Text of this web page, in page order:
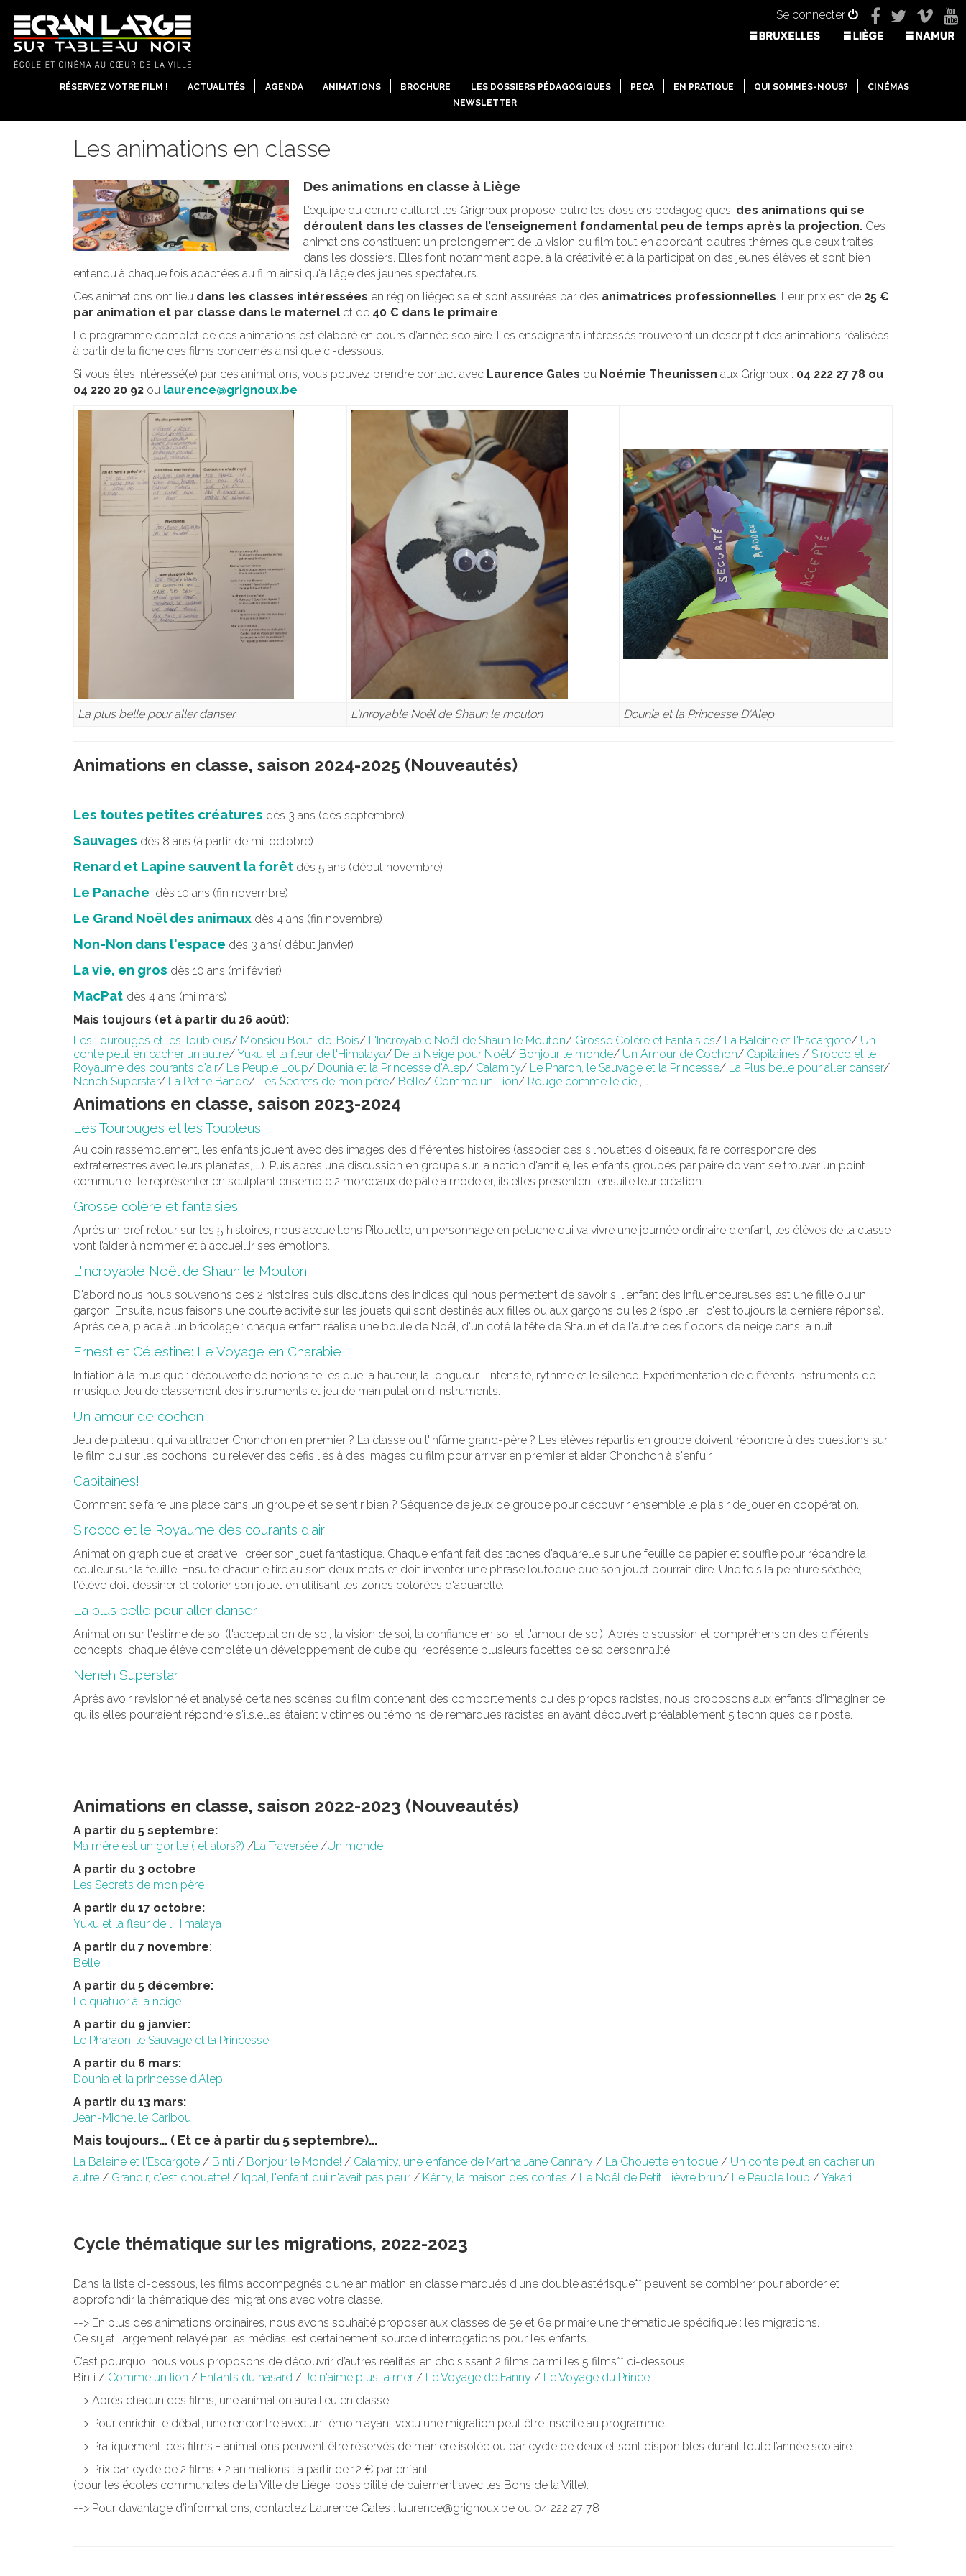
Se connecter
RÉSERVEZ VOTRE FILM ! ACTUALITÉS AGENDA ANIMATIONS BROCHURE LES DOSSIERS PÉDAGOGIQUES PECA EN PRATIQUE QUI SOMMES-NOUS?
CINÉMAS
NEWSLETTER
Les animations en classe
Des animations en classe à Liège
L’équipe du centre culturel les Grignoux propose, outre les dossiers pédagogiques, des animations qui se
déroulent dans les classes de l’enseignement fondamental peu de temps après la projection. Ces
animations constituent un prolongement de la vision du film tout en abordant d’autres thèmes que ceux traités
dans les dossiers. Elles font notamment appel à la créativité et à la participation des jeunes élèves et sont bien
entendu à chaque fois adaptées au film ainsi qu'à l'âge des jeunes spectateurs.
Ces animations ont lieu dans les classes intéressées en région liégeoise et sont assurées par des animatrices professionnelles. Leur prix est de 25 €
par animation et par classe dans le maternel et de 40 € dans le primaire.
Le programme complet de ces animations est élaboré en cours d’année scolaire. Les enseignants intéressés trouveront un descriptif des animations réalisées
à partir de la fiche des films concernés ainsi que ci-dessous.
Si vous êtes intéressé(e) par ces animations, vous pouvez prendre contact avec Laurence Gales ou Noémie Theunissen aux Grignoux : 04 222 27 78 ou
04 220 20 92 ou laurence@grignoux.be
La plus belle pour aller danser L'Inroyable Noël de Shaun le mouton Dounia et la Princesse D'Alep
Animations en classe, saison 2024-2025 (Nouveautés)
Les toutes petites créatures dès 3 ans (dès septembre)
Sauvages dès 8 ans (à partir de mi-octobre)
Renard et Lapine sauvent la forêt dès 5 ans (début novembre)
Le Panache dès 10 ans (fin novembre)
Le Grand Noël des animaux dès 4 ans (fin novembre)
Non-Non dans l'espace dès 3 ans( début janvier)
La vie, en gros dès 10 ans (mi février)
MacPat dès 4 ans (mi mars)
Mais toujours (et à partir du 26 août):
Les Tourouges et les Toubleus/ Monsieu Bout-de-Bois/ L'Incroyable Noël de Shaun le Mouton/ Grosse Colère et Fantaisies/ La Baleine et l'Escargote/ Un
conte peut en cacher un autre/Yuku et la fleur de l'Himalaya/ De la Neige pour Noël/ Bonjour le monde/ Un Amour de Cochon/ Capitaines!/ Sirocco et le
Royaume des courants d'air/ Le Peuple Loup/ Dounia et la Princesse d'Alep/ Calamity/ Le Pharon, le Sauvage et la Princesse/ La Plus belle pour aller danser/
Neneh Superstar/ La Petite Bande/ Les Secrets de mon père/ Belle/ Comme un Lion/ Rouge comme le ciel,...
Animations en classe, saison 2023-2024
Les Tourouges et les Toubleus
Au coin rassemblement, les enfants jouent avec des images des différentes histoires (associer des silhouettes d'oiseaux, faire correspondre des
extraterrestres avec leurs planètes, ...). Puis après une discussion en groupe sur la notion d'amitié, les enfants groupés par paire doivent se trouver un point
commun et le représenter en sculptant ensemble 2 morceaux de pâte à modeler, ils.elles présentent ensuite leur création.
Grosse colère et fantaisies
Après un bref retour sur les 5 histoires, nous accueillons Pilouette, un personnage en peluche qui va vivre une journée ordinaire d’enfant, les élèves de la classe
vont l’aider à nommer et à accueillir ses émotions.
L'incroyable Noël de Shaun le Mouton
D'abord nous nous souvenons des 2 histoires puis discutons des indices qui nous permettent de savoir si l'enfant des influenceureuses est une fille ou un
garçon. Ensuite, nous faisons une courte activité sur les jouets qui sont destinés aux filles ou aux garçons ou les 2 (spoiler : c'est toujours la dernière réponse).
Après cela, place à un bricolage : chaque enfant réalise une boule de Noël, d'un coté la tête de Shaun et de l'autre des flocons de neige dans la nuit.
Ernest et Célestine: Le Voyage en Charabie
Initiation à la musique : découverte de notions telles que la hauteur, la longueur, l'intensité, rythme et le silence. Expérimentation de différents instruments de
musique. Jeu de classement des instruments et jeu de manipulation d'instruments.
Un amour de cochon
Jeu de plateau : qui va attraper Chonchon en premier ? La classe ou l'infâme grand-père ? Les élèves répartis en groupe doivent répondre à des questions sur
le film ou sur les cochons, ou relever des défis liés à des images du film pour arriver en premier et aider Chonchon à s'enfuir.
Capitaines!
Comment se faire une place dans un groupe et se sentir bien ? Séquence de jeux de groupe pour découvrir ensemble le plaisir de jouer en coopération.
Sirocco et le Royaume des courants d'air
Animation graphique et créative : créer son jouet fantastique. Chaque enfant fait des taches d'aquarelle sur une feuille de papier et souffle pour répandre la
couleur sur la feuille. Ensuite chacun.e tire au sort deux mots et doit inventer une phrase loufoque que son jouet pourrait dire. Une fois la peinture séchée,
l'élève doit dessiner et colorier son jouet en utilisant les zones colorées d'aquarelle.
La plus belle pour aller danser
Animation sur l'estime de soi (l'acceptation de soi, la vision de soi, la confiance en soi et l'amour de soi). Après discussion et compréhension des différents
concepts, chaque élève complète un développement de cube qui représente plusieurs facettes de sa personnalité.
Neneh Superstar
Après avoir revisionné et analysé certaines scènes du film contenant des comportements ou des propos racistes, nous proposons aux enfants d'imaginer ce
qu'ils.elles pourraient répondre s'ils.elles étaient victimes ou témoins de remarques racistes en ayant découvert préalablement 5 techniques de riposte.
Animations en classe, saison 2022-2023 (Nouveautés)
A partir du 5 septembre:
Ma mère est un gorille ( et alors?) /La Traversée /Un monde
A partir du 3 octobre
Les Secrets de mon père
A partir du 17 octobre:
Yuku et la fleur de l'Himalaya
A partir du 7 novembre:
Belle
A partir du 5 décembre:
Le quatuor à la neige
A partir du 9 janvier:
Le Pharaon, le Sauvage et la Princesse
A partir du 6 mars:
Dounia et la princesse d'Alep
A partir du 13 mars:
Jean-Michel le Caribou
Mais toujours... ( Et ce à partir du 5 septembre)...
La Baleine et l'Escargote / Binti / Bonjour le Monde! / Calamity, une enfance de Martha Jane Cannary / La Chouette en toque / Un conte peut en cacher un
autre / Grandir, c'est chouette! / Iqbal, l'enfant qui n'avait pas peur / Kérity, la maison des contes / Le Noël de Petit Lièvre brun/ Le Peuple loup /Yakari
Cycle thématique sur les migrations, 2022-2023
Dans la liste ci-dessous, les films accompagnés d’une animation en classe marqués d'une double astérisque** peuvent se combiner pour aborder et
approfondir la thématique des migrations avec votre classe.
--> En plus des animations ordinaires, nous avons souhaité proposer aux classes de 5e et 6e primaire une thématique spécifique : les migrations.
Ce sujet, largement relayé par les médias, est certainement source d’interrogations pour les enfants.
C’est pourquoi nous vous proposons de découvrir d’autres réalités en choisissant 2 films parmi les 5 films** ci-dessous :
Binti / Comme un lion / Enfants du hasard / Je n'aime plus la mer / Le Voyage de Fanny / Le Voyage du Prince
--> Après chacun des films, une animation aura lieu en classe.
--> Pour enrichir le débat, une rencontre avec un témoin ayant vécu une migration peut être inscrite au programme.
--> Pratiquement, ces films + animations peuvent être réservés de manière isolée ou par cycle de deux et sont disponibles durant toute l’année scolaire.
--> Prix par cycle de 2 films + 2 animations : à partir de 12 € par enfant
(pour les écoles communales de la Ville de Liège, possibilité de paiement avec les Bons de la Ville).
--> Pour davantage d’informations, contactez Laurence Gales : laurence@grignoux.be ou 04 222 27 78